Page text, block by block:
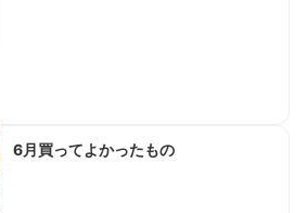
6月買ってよかったもの